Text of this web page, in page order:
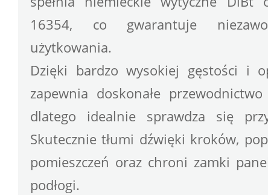
16354, co gwarantuje
użytkowania.
Dzięki bardzo wysokiej gęstości i
zapewnia doskonałe
dlatego idealnie sprawdza się
Skutecznie tłumi dźwięki kroków,
pomieszczeń oraz chroni zamki
podłogi.